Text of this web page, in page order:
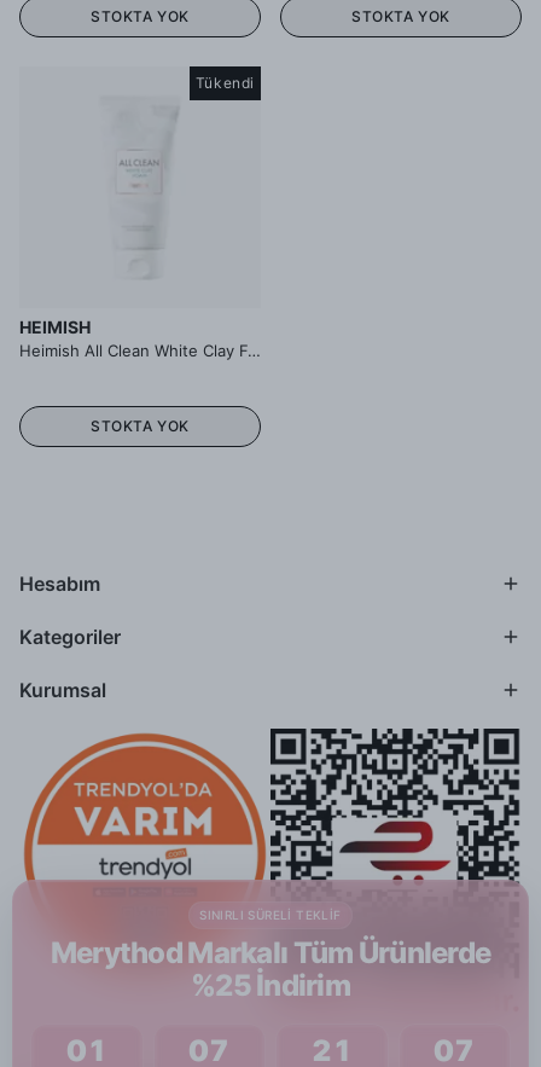
STOKTA YOK STOKTA YOK
Tükendi
HEIMISH
Heimish All Clean White Clay Foam - Beyaz Killi Köpük Temizleyici
STOKTA YOK
Hesabım
Kategoriler
Kurumsal
SINIRLI SÜRELI TEKLIF
Merythod Markalı Tüm Ürünlerde
%25 İndirim
01
07 21 06